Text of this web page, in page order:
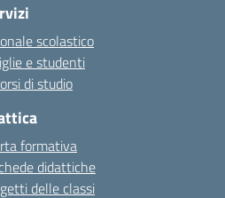
scolastico
e studenti
di studio
formativa
didattiche
delle classi